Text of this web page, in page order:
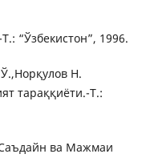
“Ўзбекистон”, 1996.
Н.
тараққиёти.-Т.:
ва Мажмаи